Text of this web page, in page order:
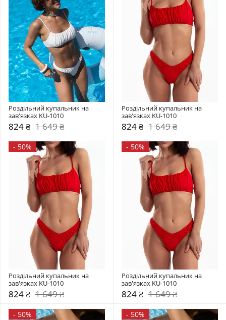
Роздільний купальник на
зав'язках KU-1010
824 ₴ 1 649 ₴
Роздільний купальник на
зав'язках KU-1010
824 ₴ 1 649 ₴
- 50%
Роздільний купальник на
зав'язках KU-1010
824 ₴ 1 649 ₴
- 50%
Роздільний купальник на
зав'язках KU-1010
824 ₴ 1 649 ₴
- 50% - 50%